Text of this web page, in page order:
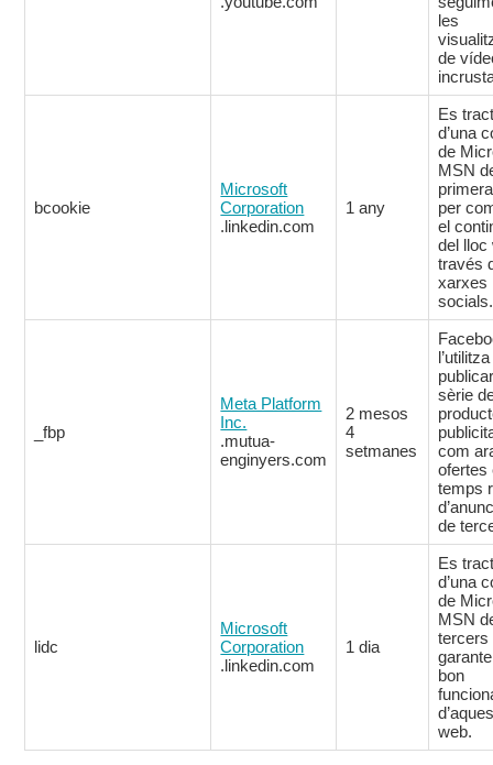
les
de
bcookie
Microsoft
Corporation
.linkedin.com
1 any
Es
d’una
de
MSN
per
el
del lloc
través
xarxes
socials.
_fbp
Meta Platform
Inc.
.mutua-
enginyers.com
2 mesos
4
setmanes
sèrie
com
ofertes
temps
de
lidc
Microsoft
Corporation
.linkedin.com
1 dia
Es
d’una
de
MSN
tercers
bon
web.